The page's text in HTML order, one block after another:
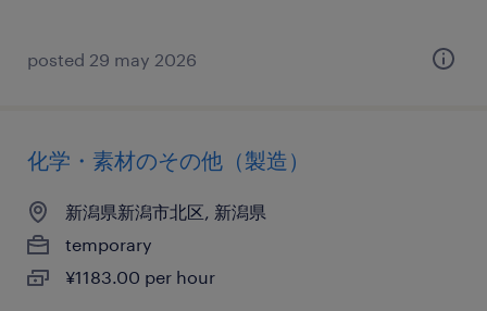
posted 29 may 2026
化学・素材のその他（製造）
新潟県新潟市北区, 新潟県
temporary
¥1183.00 per hour